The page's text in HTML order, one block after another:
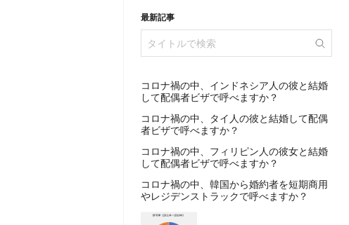
最新記事
​コロナ禍の中、インドネシア人の彼と結婚
して配偶者ビザで呼べますか？
コロナ禍の中、タイ人の彼と結婚して配偶
者ビザで呼べますか？
コロナ禍の中、フィリピン人の彼女と結婚
して配偶者ビザで呼べますか？
コロナ禍の中、韓国から婚約者を短期商用
やレジデンストラックで呼べますか？